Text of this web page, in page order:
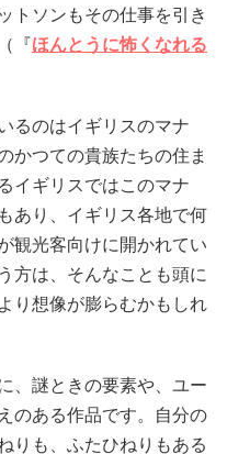
トソンもその仕事を引き
『ほんとうに怖くなれる
るのはイギリスのマナ
かつての貴族たちの住ま
イギリスではこのマナ
あり、イギリス各地で何
観光客向けに開かれてい
方は、そんなことも頭に
り想像が膨らむかもしれ
、謎ときの要素や、ユー
のある作品です。自分の
りも、ふたひねりもある